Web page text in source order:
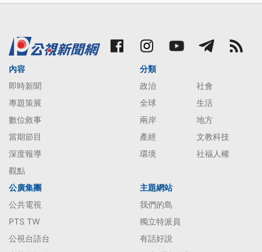
內容
即時新聞
專題策展
數位敘事
當期節目
深度報導
觀點
分類
政治
社會
全球
生活
兩岸
地方
產經
文教科技
環境
社福人權
公廣集團
公共電視
PTS TW
公視台語台
主題網站
我們的島
獨立特派員
有話好說